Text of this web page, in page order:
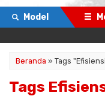
Model
Beranda » Tags
Tags